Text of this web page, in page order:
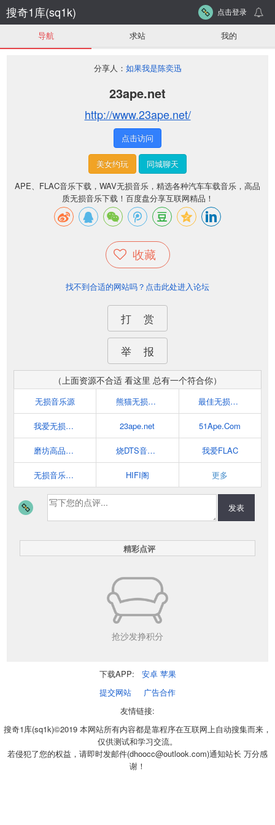
搜奇1库(sq1k) 点击登录
导航 求站 我的
分享人： 如果我是陈奕迅
23ape.net
http://www.23ape.net/
点击访问
美女约玩
同城聊天
APE、FLAC音乐下载，WAV无损音乐，精选各种汽车车载音乐，高品
质无损音乐下载！百度盘分享互联网精品！
收藏
找不到合适的网站吗？点击此处进入论坛
打 赏
举 报
（上面资源不合适 看这里 总有一个符合你）
无损音乐源 熊猫无损音乐 最佳无损音乐殿堂
我爱无损音乐网(52wusun.com) 23ape.net 51Ape.Com
磨坊高品质音乐论坛-提供各种无损音乐下载 烧DTS音乐网 我爱FLAC
无损音乐_尽在ape-flac.com HIFI阁 更多
发表
精彩点评
抢沙发挣积分
下载APP: 安卓 苹果
提交网站
广告合作
友情链接:
搜奇1库(sq1k)©2019 本网站所有内容都是靠程序在互联网上自动搜集而来，
仅供测试和学习交流。
若侵犯了您的权益，请即时发邮件(dhoocc@outlook.com)通知站长 万分感
谢！